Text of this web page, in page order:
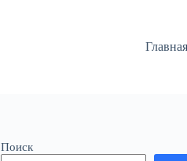
Главная
Поиск